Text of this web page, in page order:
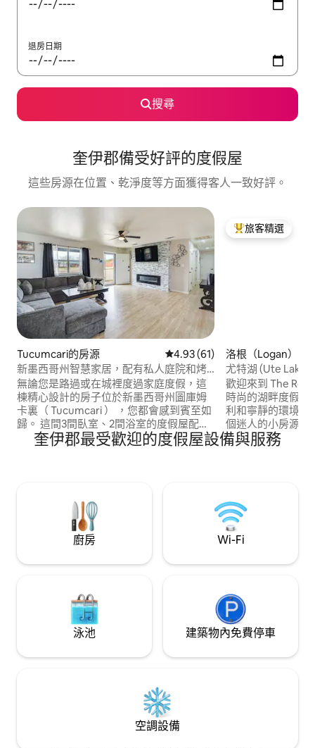
退房日期
搜尋
奎伊郡備受好評的度假屋
這些房源在位置、乾淨度等方面獲得客人一致好評。
Tucumcari的房源 從 61 則評價中獲得 4.93 的平
4.93 (61)
新墨西哥州智慧家居，配有私人庭院和烤
肉架
無論您是路過或在城裡度過家庭度假，這
棟精心設計的房子位於新墨西哥州圖庫姆
卡裏（ Tucumcari ） ，您都會感到賓至如
歸。 這間3間臥室、2間浴室的度假屋配備
了整個房源的Alexa設備、智慧電視和配備
火坑的私人院子。 當您不在迷人的室內放
旅客精選榜首
旅客精選
洛根（Logan）的
尤特湖 (Ute Lake)
Nest)
歡迎來到 The
時尚的湖畔度假勝
利和寧靜的環境，
個迷人的小房源經
了空間，而且地理
Rogers Area 最
奎伊郡最受歡迎的度假屋設備與服務
廚房 Wi-Fi
泳池 建築物內免費停車
空調設備